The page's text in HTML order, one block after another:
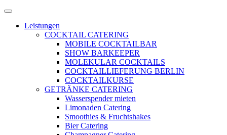
Zum
springen
Menü
öffnenLeistungen
COCKTAIL CATERING
MOBILE COCKTAILBAR
SHOW BARKEEPER
MOLEKULAR COCKTAILS
COCKTAILLIEFERUNG BERLIN
COCKTAILKURSE
GETRÄNKE CATERING
Wasserspender mieten
Limonaden Catering
Smoothies & Fruchtshakes
Bier Catering